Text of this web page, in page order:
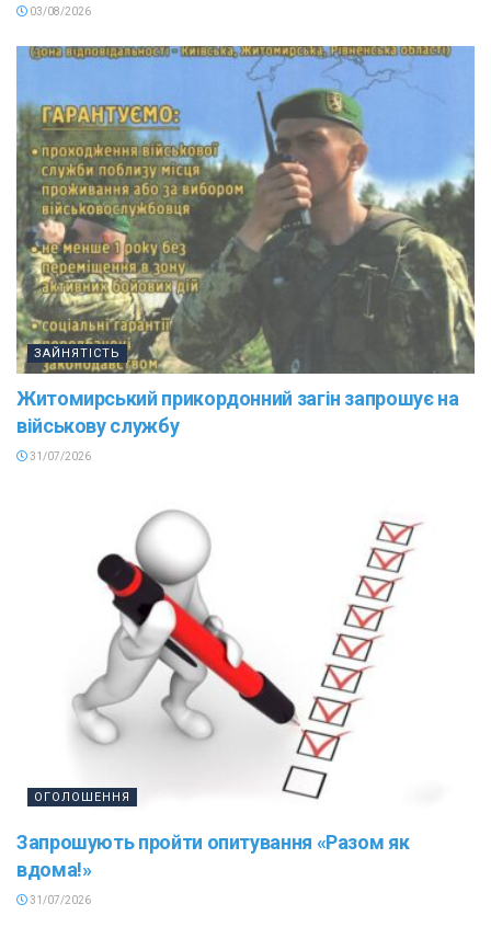
03/08/2026
ЗАЙНЯТІСТЬ
Житомирський прикордонний загін запрошує на
військову службу
31/07/2026
ОГОЛОШЕННЯ
Запрошують пройти опитування «Разом як
вдома!»
31/07/2026